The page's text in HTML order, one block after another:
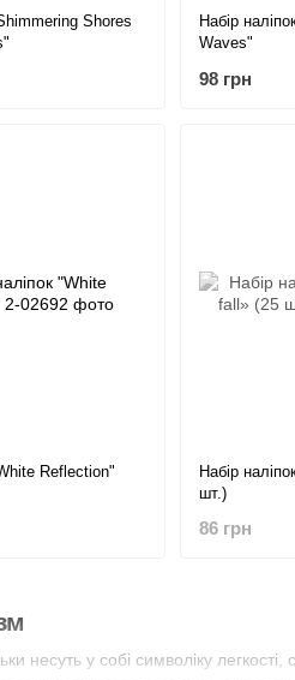
несуть у собі символіку
Shores
Набір
Waves"
98 грн
Reflection"
Набір
шт.)
86 грн